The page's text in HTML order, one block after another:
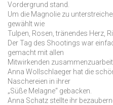
Vordergrund stand.
Um die Magnolie zu
gewählt wie
Tulpen, Rosen, tränendes Herz,
Der Tag des Shootings war
gemacht mit allen
Mitwirkenden
Anna Wollschlaeger hat die
Naschereien in ihrer
„Süße Melagne“ gebacken.
Anna Schatz stellte ihr